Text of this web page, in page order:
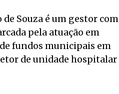
Souza é um gestor com
pela atuação em
fundos municipais em
de unidade hospitalar